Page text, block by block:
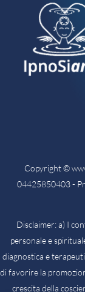
Copyright ©
04425850403 -
Disclaimer: a) I
personale e
diagnostica e
di favorire la
crescita della